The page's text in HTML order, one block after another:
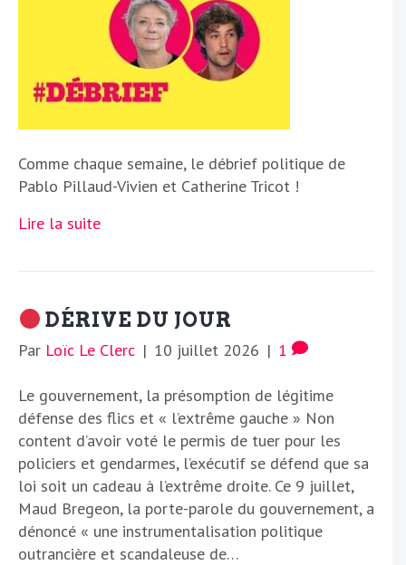
Comme chaque semaine, le débrief politique de
Pablo Pillaud-Vivien et Catherine Tricot !
Lire la suite
DÉRIVE DU JOUR
Par Loïc Le Clerc | 10 juillet 2026 | 1
Le gouvernement, la présomption de légitime
défense des flics et « l’extrême gauche » Non
content d’avoir voté le permis de tuer pour les
policiers et gendarmes, l’exécutif se défend que sa
loi soit un cadeau à l’extrême droite. Ce 9 juillet,
Maud Bregeon, la porte-parole du gouvernement, a
dénoncé « une instrumentalisation politique
outrancière et scandaleuse de…